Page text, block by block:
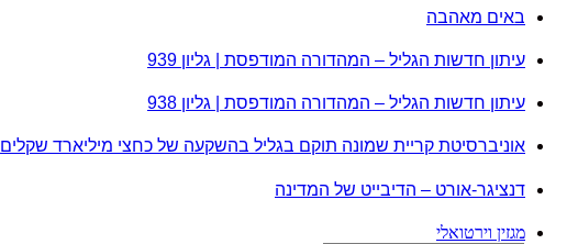
באים מאהבה
עיתון חדשות הגליל – המהדורה המודפסת | גליון 939
עיתון חדשות הגליל – המהדורה המודפסת | גליון 938
אוניברסיטת קריית שמונה תוקם בגליל בהשקעה של כחצי מיליארד שקלים
דנציגר-אורט – הדיבייט של המדינה
מגזין וירטואלי